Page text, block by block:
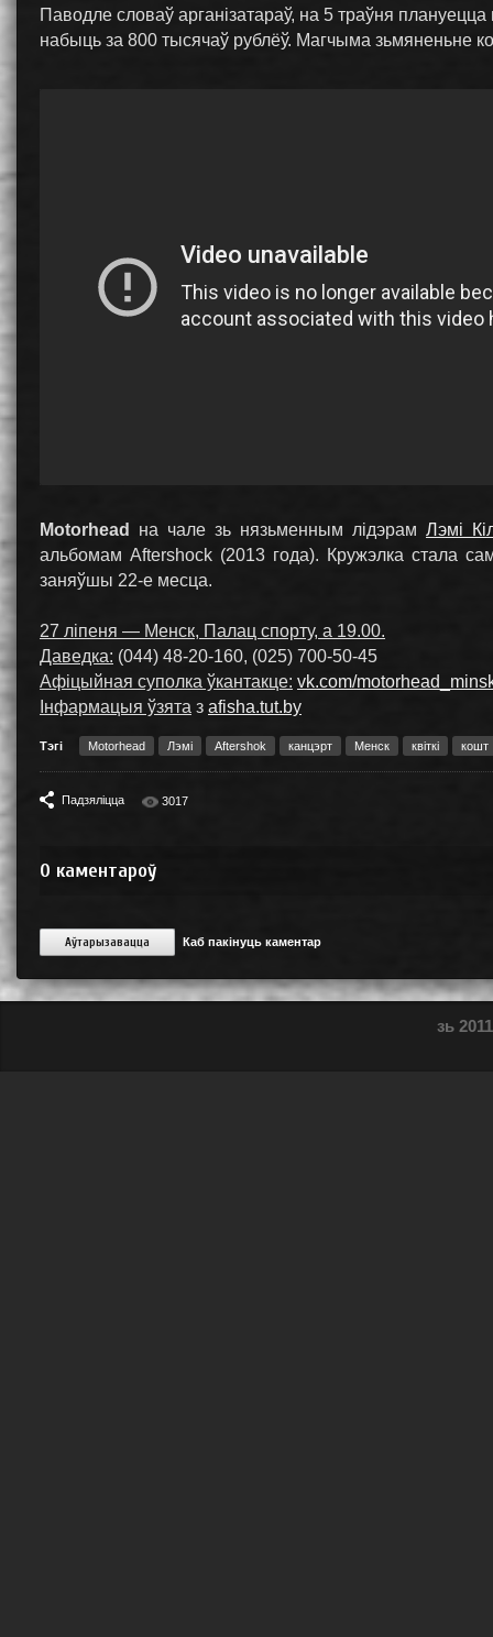
Паводле словаў арганізатараў, на 5 траўня
набыць за 800 тысячаў рублёў. Магчыма зьмяненьне
Motorhead на чале зь нязьменным лідэрам Лэмі
альбомам Aftershock (2013 года). Кружэлка стала
заняўшы 22-е месца.
27 ліпеня — Менск, Палац спорту, а 19.00.
Даведка: (044) 48-20-160, (025) 700-50-45
Афіцыйная суполка ўкантакце: vk.com/
Інфармацыя ўзята з afisha.tut.by
Тэгі Motorhead Лэмі Aftershok канцэрт Менск квіткі кошт
Падзяліцца 3017
0 каментароў
Аўтарызавацца Каб пакінуць каментар
зь 2011